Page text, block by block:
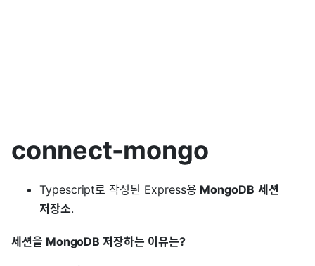
connect-mongo
Typescript로 작성된 Express용 MongoDB 세션
저장소.
세션을 MongoDB 저장하는 이유는?